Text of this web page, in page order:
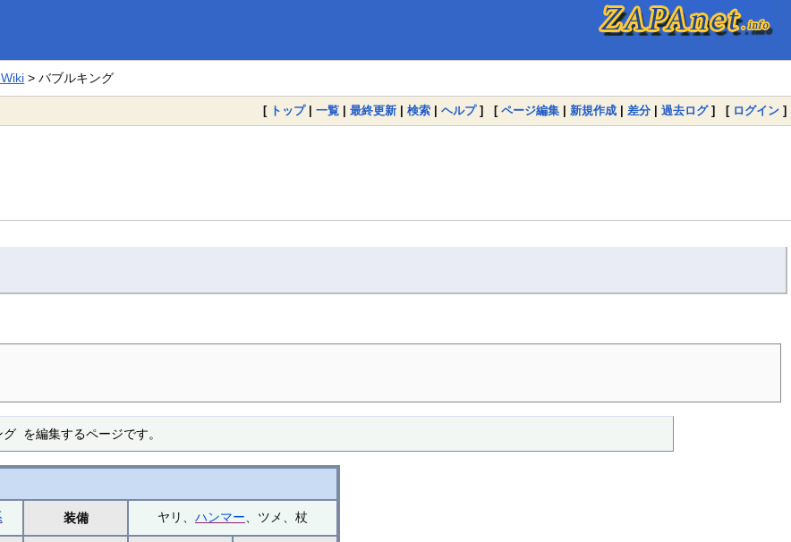
> バブルキング
[ トップ| 一覧 | 最終更新 | 検索 | ヘルプ] [ ページ編集 | 新規作成 | 差分 | 過去ログ] [ ログイン ]
を編集するページです。
装備 ヤリ、ハンマー、ツメ、杖